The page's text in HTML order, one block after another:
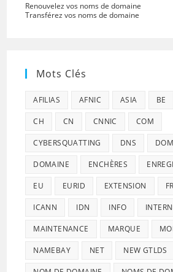
Renouvelez vos noms de domaine
Transférez vos noms de domaine
Mots Clés
AFILIAS AFNIC ASIA BE
CH CN CNNIC COM
CYBERSQUATTING DNS
DOMAINE ENCHÈRES
EU EURID EXTENSION FR
ICANN IDN INFO
MAINTENANCE MARQUE
NAMEBAY NET NEW GTLDS